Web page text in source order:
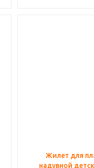
Жилет для
надувной